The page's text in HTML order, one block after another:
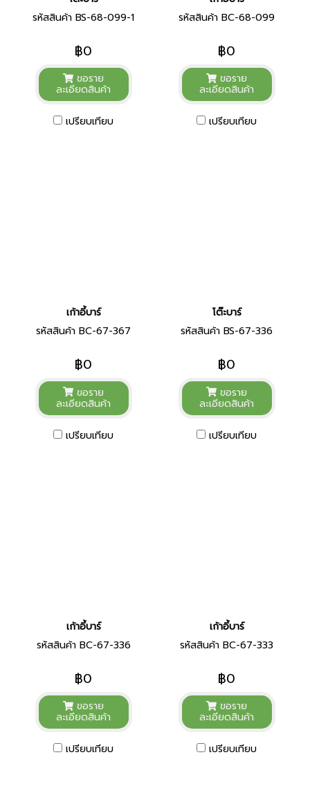
รหัสสินค้า BS-68-099-1
฿0
ขอราย
ละเอียดสินค้า
เปรียบเทียบ
รหัสสินค้า BC-68-099
฿0
ขอราย
ละเอียดสินค้า
เปรียบเทียบ
เก้าอี้บาร์
รหัสสินค้า BC-67-367
฿0
ขอราย
ละเอียดสินค้า
เปรียบเทียบ
โต๊ะบาร์
รหัสสินค้า BS-67-336
฿0
ขอราย
ละเอียดสินค้า
เปรียบเทียบ
เก้าอี้บาร์
รหัสสินค้า BC-67-336
฿0
ขอราย
ละเอียดสินค้า
เปรียบเทียบ
เก้าอี้บาร์
รหัสสินค้า BC-67-333
฿0
ขอราย
ละเอียดสินค้า
เปรียบเทียบ